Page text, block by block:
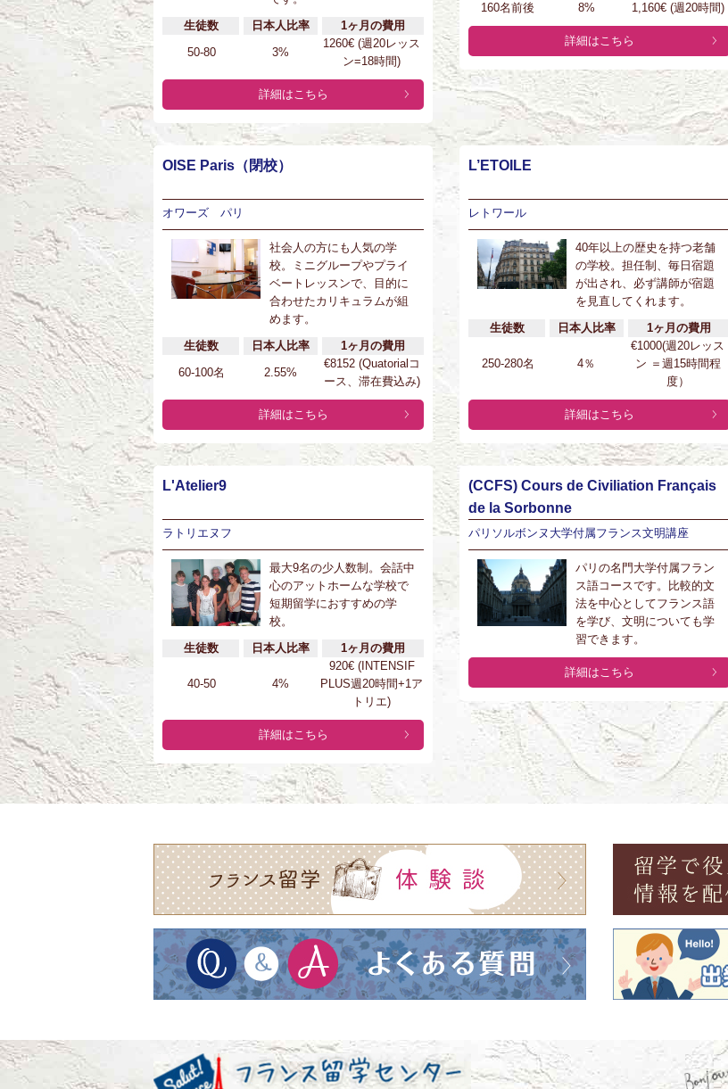
生徒数
日本人比率
1ヶ月の費用
50-80
3%
1260€ (週20レッス
ン=18時間)
詳細はこちら
160名前後
8% 1,160€ (週20時間)
詳細はこちら
OISE Paris（閉校）
オワーズ パリ
社会人の方にも人気の学
校。ミニグループやプライ
ベートレッスンで、目的に
合わせたカリキュラムが組
めます。
生徒数
日本人比率
1ヶ月の費用
60-100名
2.55%
€8152 (Quatorialコ
ース、滞在費込み)
詳細はこちら
L’ETOILE
レトワール
40年以上の歴史を持つ老舗
の学校。担任制、毎日宿題
が出され、必ず講師が宿題
を見直してくれます。
生徒数
日本人比率 1ヶ月の費用
250-280名 4％
€1000(週20レッス
ン ＝週15時間程
度）
詳細はこちら
L'Atelier9
ラトリエヌフ
最大9名の少人数制。会話中
心のアットホームな学校で
短期留学におすすめの学
校。
生徒数
日本人比率 1ヶ月の費用
40-50 4%
920€ (INTENSIF
PLUS週20時間+1ア
トリエ)
詳細はこちら
(CCFS) Cours de Civiliation Français
de la Sorbonne
パリソルボンヌ大学付属フランス文明講座
パリの名門大学付属フラン
ス語コースです。比較的文
法を中心としてフランス語
を学び、文明についても学
習できます。
詳細はこちら